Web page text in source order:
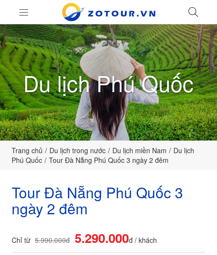
ZoTour
Du lịch Phú Quốc
Trang chủ Du lịch trong nước Du lịch miền Nam
Du lịch
Phú Quốc
Tour Đà Nẵng Phú Quốc 3 ngày 2 đêm
Tour Đà Nẵng Phú Quốc 3
ngày 2 đêm
Chỉ từ 5.990.000đ 5.290.000đ / khách